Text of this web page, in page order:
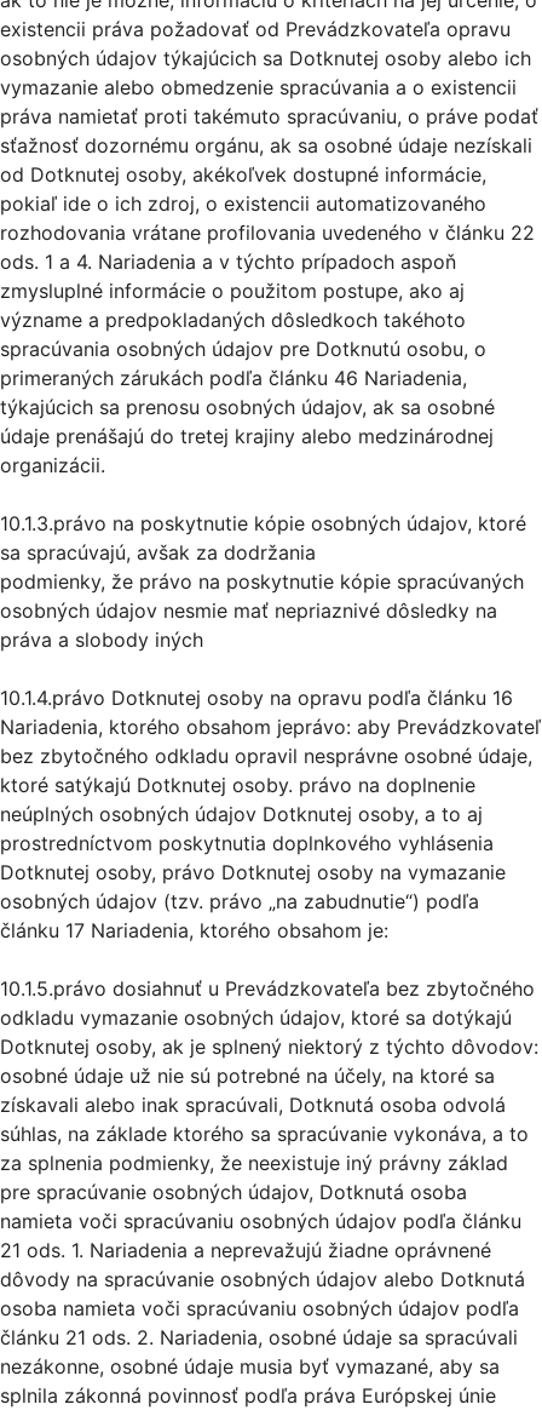
existencii práva požadovať od Prevádzkovateľa opravu
osobných údajov týkajúcich sa Dotknutej osoby alebo ich
vymazanie alebo obmedzenie spracúvania a o existencii
práva namietať proti takémuto spracúvaniu, o práve podať
sťažnosť dozornému orgánu, ak sa osobné údaje nezískali
od Dotknutej osoby, akékoľvek dostupné informácie,
pokiaľ ide o ich zdroj, o existencii automatizovaného
rozhodovania vrátane profilovania uvedeného v článku 22
ods. 1 a 4. Nariadenia a v týchto prípadoch aspoň
zmysluplné informácie o použitom postupe, ako aj
význame a predpokladaných dôsledkoch takéhoto
spracúvania osobných údajov pre Dotknutú osobu, o
primeraných zárukách podľa článku 46 Nariadenia,
týkajúcich sa prenosu osobných údajov, ak sa osobné
údaje prenášajú do tretej krajiny alebo medzinárodnej
organizácii.
10.1.3.právo na poskytnutie kópie osobných údajov, ktoré
sa spracúvajú, avšak za dodržania
podmienky, že právo na poskytnutie kópie spracúvaných
osobných údajov nesmie mať nepriaznivé dôsledky na
práva a slobody iných
10.1.4.právo Dotknutej osoby na opravu podľa článku 16
Nariadenia, ktorého obsahom jeprávo: aby Prevádzkovateľ
bez zbytočného odkladu opravil nesprávne osobné údaje,
ktoré satýkajú Dotknutej osoby. právo na doplnenie
neúplných osobných údajov Dotknutej osoby, a to aj
prostredníctvom poskytnutia doplnkového vyhlásenia
Dotknutej osoby, právo Dotknutej osoby na vymazanie
osobných údajov (tzv. právo „na zabudnutie“) podľa
článku 17 Nariadenia, ktorého obsahom je:
10.1.5.právo dosiahnuť u Prevádzkovateľa bez zbytočného
odkladu vymazanie osobných údajov, ktoré sa dotýkajú
Dotknutej osoby, ak je splnený niektorý z týchto dôvodov:
osobné údaje už nie sú potrebné na účely, na ktoré sa
získavali alebo inak spracúvali, Dotknutá osoba odvolá
súhlas, na základe ktorého sa spracúvanie vykonáva, a to
za splnenia podmienky, že neexistuje iný právny základ
pre spracúvanie osobných údajov, Dotknutá osoba
namieta voči spracúvaniu osobných údajov podľa článku
21 ods. 1. Nariadenia a neprevažujú žiadne oprávnené
dôvody na spracúvanie osobných údajov alebo Dotknutá
osoba namieta voči spracúvaniu osobných údajov podľa
článku 21 ods. 2. Nariadenia, osobné údaje sa spracúvali
nezákonne, osobné údaje musia byť vymazané, aby sa
splnila zákonná povinnosť podľa práva Európskej únie